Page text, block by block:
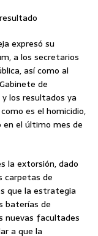
expresó su
a los secretarios
así como al
de
los resultados ya
es el homicidio,
en el último mes de
la extorsión, dado
carpetas de
que la estrategia
baterías de
nuevas facultades
a que la